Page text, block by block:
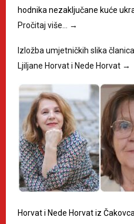
hodnika nezaključane kuće
Pročitaj više…
→
Izložba umjetničkih slika
Ljiljane Horvat i Nede Horvat →
Horvat i Nede Horvat iz